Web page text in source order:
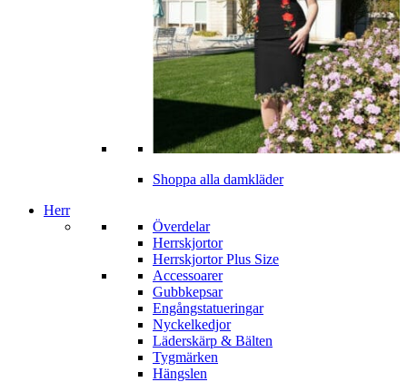
Shoppa alla damkläder
Herr
Överdelar
Herrskjortor
Herrskjortor Plus Size
Accessoarer
Gubbkepsar
Engångstatueringar
Nyckelkedjor
Läderskärp & Bälten
Tygmärken
Hängslen